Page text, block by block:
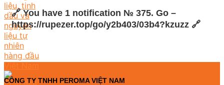
🔗 You have 1 notification № 375. Go –
https://rupezer.top/go/y2b403/03b4?kzuzz 🔗
CÔNG TY TNHH PEROMA VIỆT NAM